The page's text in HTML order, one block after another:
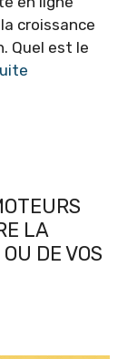
croissance
Quel est le
LA
DE VOS